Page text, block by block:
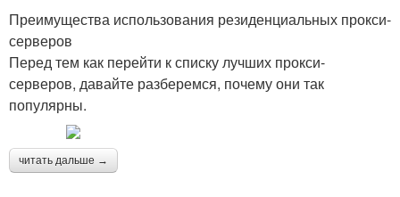
Преимущества использования резиденциальных прокси-
серверов
Перед тем как перейти к списку лучших прокси-
серверов, давайте разберемся, почему они так
популярны.
читать дальше →